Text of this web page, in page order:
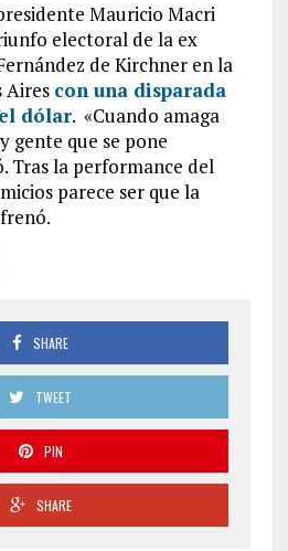
Mauricio Macri
electoral de la ex
de Kirchner en la
Aires con una disparada
dólar. «Cuando amaga
gente que se pone
Tras la performance del
parece ser que la
SHARE
TWEET
PIN
SHARE